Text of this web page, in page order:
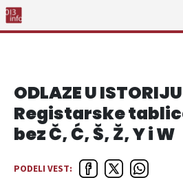
ODLAZE U ISTORIJU
Registarske
bez Č, Ć, Š, Ž, Y i W
PODELI VEST: